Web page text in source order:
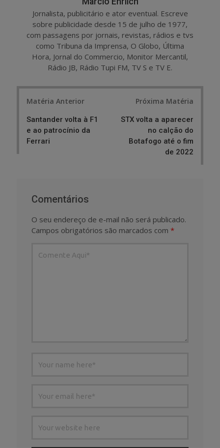
Jornalista, publicitário e ator eventual. Escreve
sobre publicidade desde 15 de julho de 1977,
com passagens por jornais, revistas, rádios e tvs
como Tribuna da Imprensa, O Globo, Última
Hora, Jornal do Commercio, Monitor Mercantil,
Rádio JB, Rádio Tupi FM, TV S e TV E.
Matéria Anterior
Santander volta à F1
e ao patrocínio da
Ferrari
Próxima Matéria
STX volta a aparecer
no calção do
Botafogo até o fim
de 2022
Comentários
O seu endereço de e-mail não será publicado.
Campos obrigatórios são marcados com *